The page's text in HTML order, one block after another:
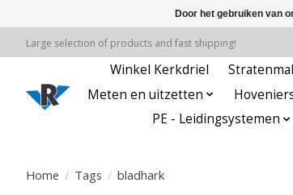
Large selection of products and fast shipping!
Winkel Kerkdriel
Meten en uitzetten
PE - Leidingsystemen
Home / Tags / bladhark
Door het gebruiken van